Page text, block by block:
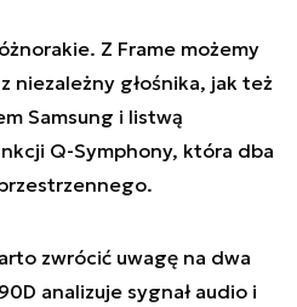
Z Frame możemy
niezależny głośnika, jak też
Samsung i listwą
Q-Symphony, która dba
zwrócić uwagę na dwa
analizuje sygnał audio i